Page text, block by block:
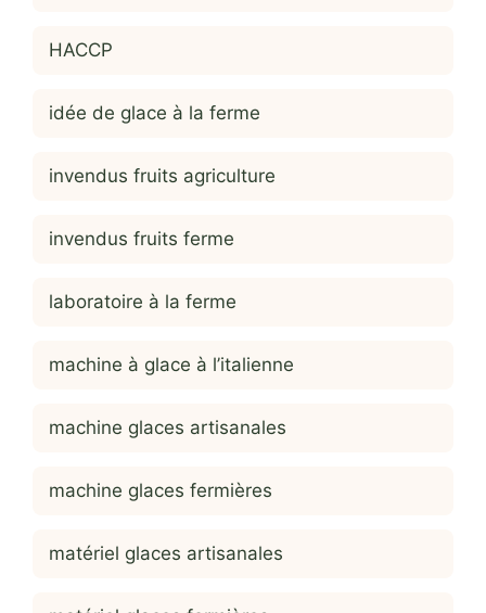
HACCP
idée de glace à la ferme
invendus fruits agriculture
invendus fruits ferme
laboratoire à la ferme
machine à glace à l’italienne
machine glaces artisanales
machine glaces fermières
matériel glaces artisanales